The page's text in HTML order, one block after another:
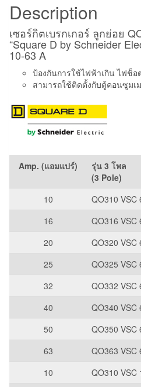
Description
เซอร์กิตเบรกเกอร์ ลูกย่อย
“Square D by Schneider
10-63 A
ป้องกันการใช้ไฟฟ้าเกิน ไฟช็อ
สามารถใช้ติดตั้งกับตู้คอนซูมเ
Amp. (แอมแปร์)
รุ่น 3 โพล
(3 Pole)
10 QO310 VSC
16
QO316 VSC
20
QO320 VSC
25
QO325 VSC
32
QO332 VSC
40
QO340 VSC
50
QO350 VSC
63
QO363 VSC
10
QO310 VSC